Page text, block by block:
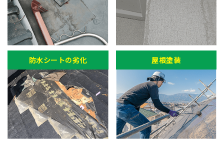
防水シートの劣化 屋根塗装